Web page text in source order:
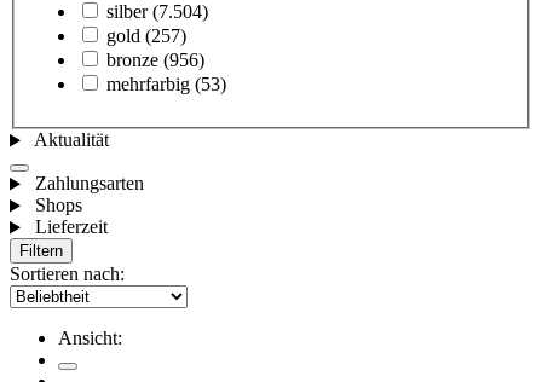
silber (7.504)
gold (257)
bronze (956)
mehrfarbig (53)
Aktualität
Zahlungsarten
Shops
Lieferzeit
Filtern
Sortieren nach:
Ansicht: